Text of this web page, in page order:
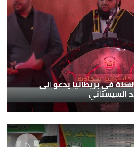
في بريطانيا يدعو الى
السيستاني